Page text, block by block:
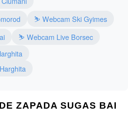
⛷️ Webcam Ski Gyimes
⛷️ Webcam Live Borsec
ZAPADA SUGAS BAI